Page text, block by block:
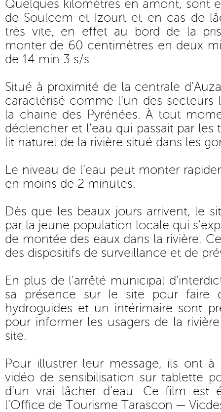
Quelques kilomètres en amont, sont
de Soulcem et Izourt et en cas de
très vite, en effet au bord de la
monter de 60 centimètres en deux
de 14 min 3 s/s….
Situé à proximité de la centrale
caractérisé comme l’un des secteurs
la chaine des Pyrénées. À tout
déclencher et l’eau qui passait par les
lit naturel de la rivière situé dans les
Le niveau de l’eau peut monter
en moins de 2 minutes.
Dès que les beaux jours arrivent, le
par la jeune population locale qui
de montée des eaux dans la rivière.
des dispositifs de surveillance et de
En plus de l’arrêté municipal
sa présence sur le site pour faire
hydroguides et un intérimaire sont
pour informer les usagers de la
site.
Pour illustrer leur message, ils ont
vidéo de sensibilisation sur tablette
d’un vrai lâcher d’eau. Ce film est
l’Office de Tourisme Tarascon —